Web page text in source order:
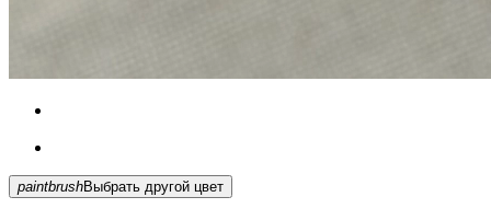
paintbrush Выбрать другой цвет